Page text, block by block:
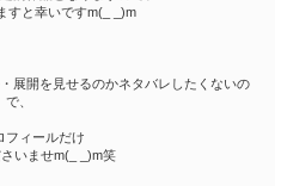
すと幸いですm(_ _)m
展開を見せるのかネタバレしたくないの
で、
フィールだけ
いませm(_ _)m笑